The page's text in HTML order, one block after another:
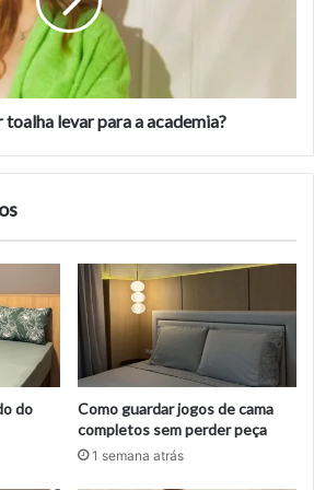
toalha levar para a academia?
do
Como guardar jogos de cama
completos sem perder peça
1 semana atrás